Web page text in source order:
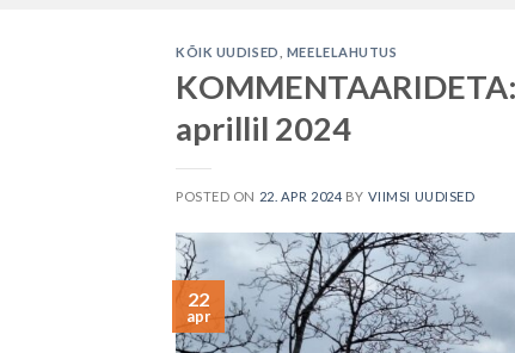
KÕIK UUDISED MEELELAHUTUS
aprillil 2024
POSTED ON 22. APR 2024 BY VIIMSI UUDISED
22
apr